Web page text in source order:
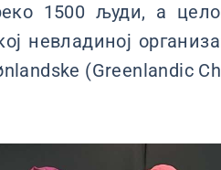
1500 људи, а
невладиној
(Greenlandic